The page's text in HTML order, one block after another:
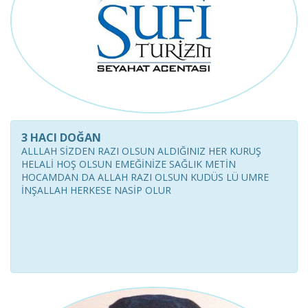
3 HACI DOĞAN
ALLLAH SİZDEN RAZI OLSUN ALDIĞINIZ HER KURUŞ
HELALİ HOŞ OLSUN EMEĞİNİZE SAĞLIK METİN
HOCAMDAN DA ALLAH RAZI OLSUN KUDÜS LÜ UMRE
İNŞALLAH HERKESE NASİP OLUR